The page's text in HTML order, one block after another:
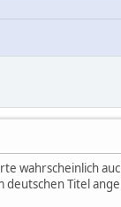
Titel